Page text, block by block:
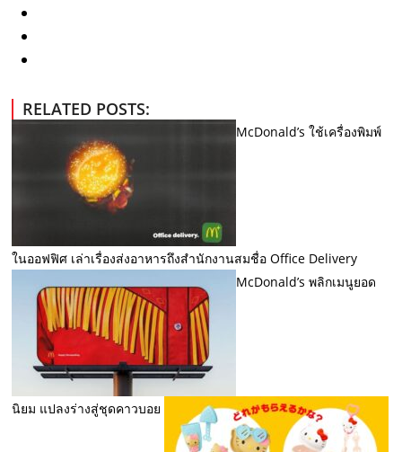
RELATED POSTS:
McDonald’s ใช้เครื่องพิมพ์
ในออฟฟิศ เล่าเรื่องส่งอาหารถึงสำนักงานสมชื่อ Office Delivery
McDonald’s พลิกเมนูยอด
นิยม แปลงร่างสู่ชุดคาวบอย